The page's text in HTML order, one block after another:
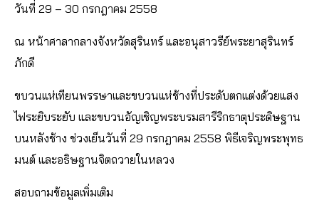
วันที่ 29 – 30 กรกฎาคม 2558
ณ หน้าศาลากลางจังหวัดสุรินทร์ และอนุสาวรีย์พระยาสุรินทร์
ภักดี
ขบวนแห่เทียนพรรษาและขบวนแห่ช้างที่ประดับตกแต่งด้วยแสง
ไฟระยิบระยับ และขบวนอัญเชิญพระบรมสารีริกธาตุประดิษฐาน
บนหลังช้าง ช่วงเย็นวันที่ 29 กรกฎาคม 2558 พิธีเจริญพระพุทธ
มนต์ และอธิษฐานจิตถวายในหลวง
สอบถามข้อมูลเพิ่มเติม